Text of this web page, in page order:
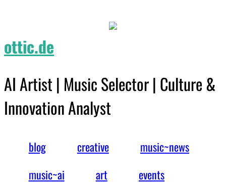
ottic.de
AI Artist | Music Selector | Culture &
Innovation Analyst
blog creative
music~news
music~ai
art
events